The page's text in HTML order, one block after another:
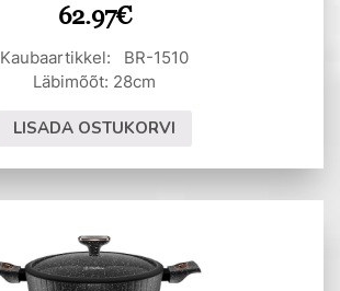
62.97€
Kaubaartikkel: BR-1510
Läbimõõt: 28cm
LISADA OSTUKORVI